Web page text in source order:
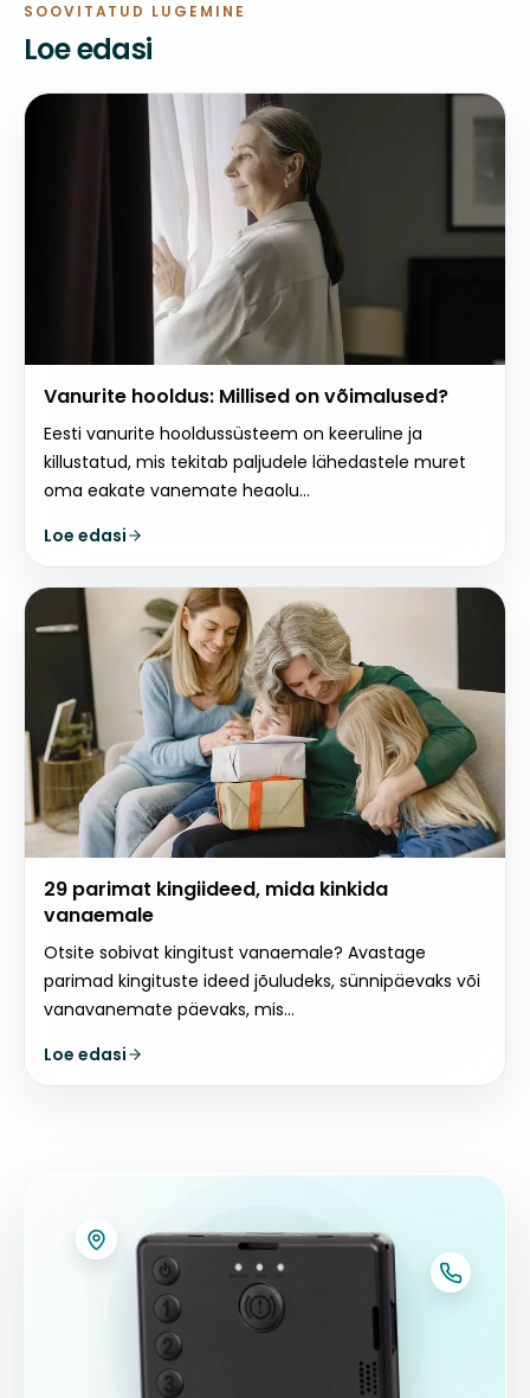
SOOVITATUD LUGEMINE
Loe edasi
Vanurite hooldus: Millised on võimalused?
Eesti vanurite hooldussüsteem on keeruline ja
killustatud, mis tekitab paljudele lähedastele muret
oma eakate vanemate heaolu...
Loe edasi
29 parimat kingiideed, mida kinkida
vanaemale
Otsite sobivat kingitust vanaemale? Avastage
parimad kingituste ideed jõuludeks, sünnipäevaks või
vanavanemate päevaks, mis...
Loe edasi